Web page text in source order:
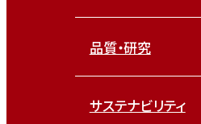
品質・研究
サステナビリティ